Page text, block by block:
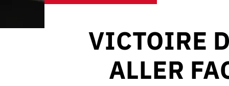
VICTOIRE
ALLER